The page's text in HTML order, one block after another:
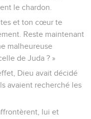
le chardon.
et ton cœur te
Reste maintenant
malheureuse
de Juda ? »
Dieu avait décidé
avaient recherché les
lui et